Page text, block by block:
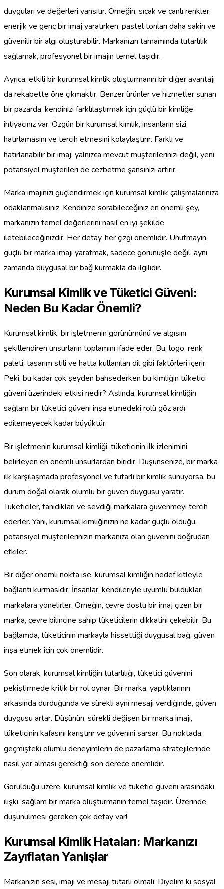
duyguları ve değerleri yansıtır. Örneğin, sıcak ve canlı renkler,
enerjik ve genç bir imaj yaratırken, pastel tonları daha sakin ve
güvenilir bir algı oluşturabilir. Markanızın tamamında tutarlılık
sağlamak, profesyonel bir imajın temel taşıdır.
Ayrıca, etkili bir kurumsal kimlik oluşturmanın bir diğer avantajı
da rekabette öne çıkmaktır. Benzer ürünler ve hizmetler sunan
bir pazarda, kendinizi farklılaştırmak için güçlü bir kimliğe
ihtiyacınız var. Özgün bir kurumsal kimlik, insanların sizi
hatırlamasını ve tercih etmesini kolaylaştırır. Farklı ve
hatırlanabilir bir imaj, yalnızca mevcut müşterilerinizi değil, yeni
potansiyel müşterileri de cezbetme şansınızı artırır.
Marka imajınızı güçlendirmek için kurumsal kimlik çalışmalarınıza
odaklanmalısınız. Kendinize sorabileceğiniz en önemli şey,
markanızın temel değerlerini nasıl en iyi şekilde
iletebileceğinizdir. Her detay, her çizgi önemlidir. Unutmayın,
güçlü bir marka imajı yaratmak, sadece görünüşle değil, aynı
zamanda duygusal bir bağ kurmakla da ilgilidir.
Kurumsal Kimlik ve Tüketici Güveni:
Neden Bu Kadar Önemli?
Kurumsal kimlik, bir işletmenin görünümünü ve algısını
şekillendiren unsurların toplamını ifade eder. Bu, logo, renk
paleti, tasarım stili ve hatta kullanılan dil gibi faktörleri içerir.
Peki, bu kadar çok şeyden bahsederken bu kimliğin tüketici
güveni üzerindeki etkisi nedir? Aslında, kurumsal kimliğin
sağlam bir tüketici güveni inşa etmedeki rolü göz ardı
edilemeyecek kadar büyüktür.
Bir işletmenin kurumsal kimliği, tüketicinin ilk izlenimini
belirleyen en önemli unsurlardan biridir. Düşünsenize, bir marka
ilk karşılaşmada profesyonel ve tutarlı bir kimlik sunuyorsa, bu
durum doğal olarak olumlu bir güven duygusu yaratır.
Tüketiciler, tanıdıkları ve sevdiği markalara güvenmeyi tercih
ederler. Yani, kurumsal kimliğinizin ne kadar güçlü olduğu,
potansiyel müşterilerinizin markanıza olan güvenini doğrudan
etkiler.
Bir diğer önemli nokta ise, kurumsal kimliğin hedef kitleyle
bağlantı kurmasıdır. İnsanlar, kendileriyle uyumlu buldukları
markalara yönelirler. Örneğin, çevre dostu bir imaj çizen bir
marka, çevre bilincine sahip tüketicilerin dikkatini çekebilir. Bu
bağlamda, tüketicinin markayla hissettiği duygusal bağ, güven
inşa etmek için çok önemlidir.
Son olarak, kurumsal kimliğin tutarlılığı, tüketici güvenini
pekiştirmede kritik bir rol oynar. Bir marka, yaptıklarının
arkasında durduğunda ve sürekli aynı mesajı verdiğinde, güven
duygusu artar. Düşünün, sürekli değişen bir marka imajı,
tüketicinin kafasını karıştırır ve güvenini sarsar. Bu noktada,
geçmişteki olumlu deneyimlerin de pazarlama stratejilerinde
nasıl yer alması gerektiği son derece önemlidir.
Görüldüğü üzere, kurumsal kimlik ve tüketici güveni arasındaki
ilişki, sağlam bir marka oluşturmanın temel taşıdır. Üzerinde
düşünülmesi gereken çok detay var!
Kurumsal Kimlik Hataları: Markanızı
Zayıflatan Yanlışlar
Markanızın sesi, imajı ve mesajı tutarlı olmalı. Diyelim ki sosyal